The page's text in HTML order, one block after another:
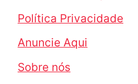
Política Privacidade
Anuncie Aqui
Sobre nós